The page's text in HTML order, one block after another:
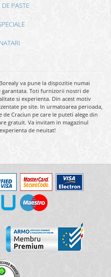
PASTE
va pune la dispozitie numai
garantata. Toti furnizorii nostri de
si experienta. Din acest motiv
pe site. In urmatoarea perioada,
Craciun pe care le puteti alege din
gratuit. Va invitam in magazinul
de neuitat!